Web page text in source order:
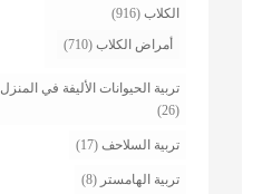
الكلاب (916)
أمراض الكلاب (710)
تربية الحيوانات الأليفة في المنزل
(26)
تربية السلاحف (17)
تربية الهامستر (8)